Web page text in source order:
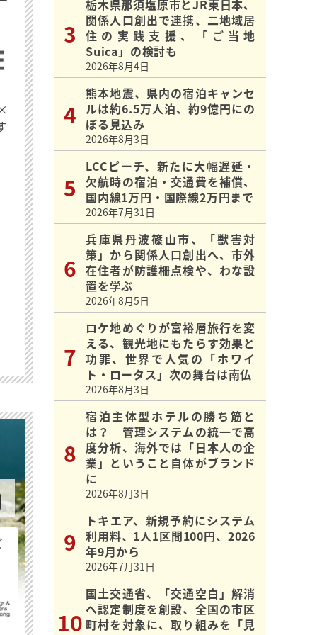
栃木県那須塩原市とJR東日本、
関係人口創出で連携、二地域居
住の実践支援、「ご当地
Suica」の検討も
2026年8月4日
熊本地震、県内の宿泊キャンセ
ルは約6.5万人泊、約9億円にの
ぼる見込み
2026年8月3日
LCCピーチ、新たに大幅遅延・
欠航時の宿泊・交通費を補償、
国内線1万円・国際線2万円まで
2026年7月31日
兵庫県丹波篠山市、「獣害対
策」から関係人口創出へ、市外
在住者が防護柵点検や、わな設
置を学ぶ
2026年8月5日
ロケ地めぐりが富裕層旅行を変
える、観光地にもたらす効果と
功罪、世界で人気の「ホワイ
ト・ロータス」次の舞台は南仏
2026年8月3日
宿泊主体型ホテルの勝ち筋と
は？ 管理システムの統一で高
度分析、海外では「日本人の企
業」ということ自体がブランド
に
2026年8月3日
トキエア、新規予約にシステム
利用料、1人1区間100円、2026
年9月から
2026年7月31日
国土交通省、「交通空白」解消
へ認定制度を創設、全国の市区
町村を対象に、取り組みを「見